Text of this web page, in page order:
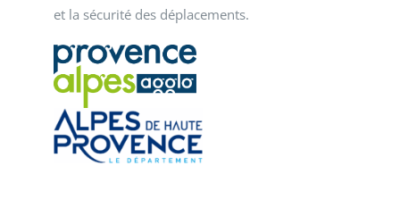
et la sécurité des déplacements.